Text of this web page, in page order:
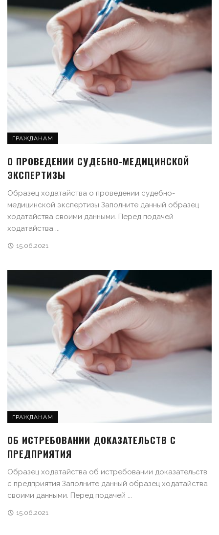
ГРАЖДАНАМ
О ПРОВЕДЕНИИ СУДЕБНО-МЕДИЦИНСКОЙ
ЭКСПЕРТИЗЫ
Образец ходатайства о проведении судебно-
медицинской экспертизы Заполните данный образец
ходатайства своими данными. Перед подачей
ходатайства ...
15.06.2021
ГРАЖДАНАМ
ОБ ИСТРЕБОВАНИИ ДОКАЗАТЕЛЬСТВ С
ПРЕДПРИЯТИЯ
Образец ходатайства об истребовании доказательств
с предприятия Заполните данный образец ходатайства
своими данными. Перед подачей ...
15.06.2021